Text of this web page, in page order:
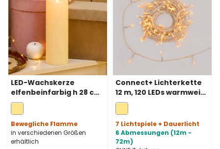
LED-Wachskerze
elfenbeinfarbig h 28 cm,
bewegliche Flamme, Ø 9
cm
Bewegliche Flamme
in verschiedenen Größen
erhältlich
Connect+ Lichterkette
12 m, 120 LEDs warmweiß,
transparentes Kabel,
erweiterbar
7 Lichtspiele + Dauerlicht
6 Abmessungen (12m -
72m)